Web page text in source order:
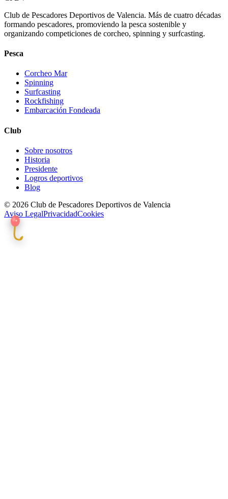
Club de Pescadores Deportivos de Valencia. Más de cuatro décadas
formando pescadores, promoviendo la pesca sostenible y
organizando competiciones de corcheo, spinning y surfcasting.
Pesca
Corcheo Mar
Spinning
Surfcasting
Rockfishing
Embarcación Fondeada
Club
Sobre nosotros
Historia
Presidente
Logros deportivos
Blog
© 2026 Club de Pescadores Deportivos de Valencia
Aviso LegalPrivacidadCookies